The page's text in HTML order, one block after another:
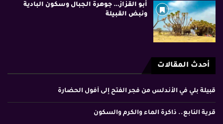
أبو القزاز… جوهرة الجبال وسكون البادية
ونبض القبيلة
أحدث المقالات
قبيلة بلي في الأندلس من فجر الفتح إلى أفول الحضارة
قرية النابع.. ذاكرة الماء والكرم والسكون